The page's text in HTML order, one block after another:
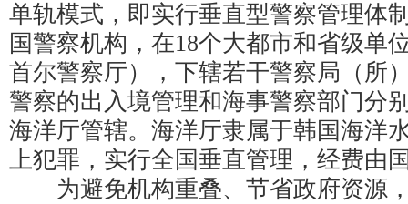
单轨模式，即实行垂直型警察管理体
国警察机构，在18个大都市和省级单
首尔警察厅），下辖若干警察局（所
警察的出入境管理和海事警察部门分
海洋厅管辖。海洋厅隶属于韩国海洋
上犯罪，实行全国垂直管理，经费由
为避免机构重叠、节省政府资源